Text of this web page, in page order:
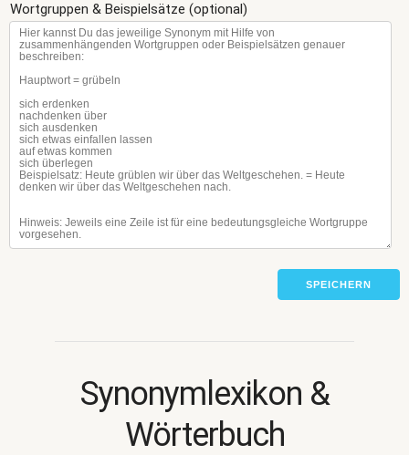
Wortgruppen & Beispielsätze (optional)
SPEICHERN
Synonymlexikon &
Wörterbuch